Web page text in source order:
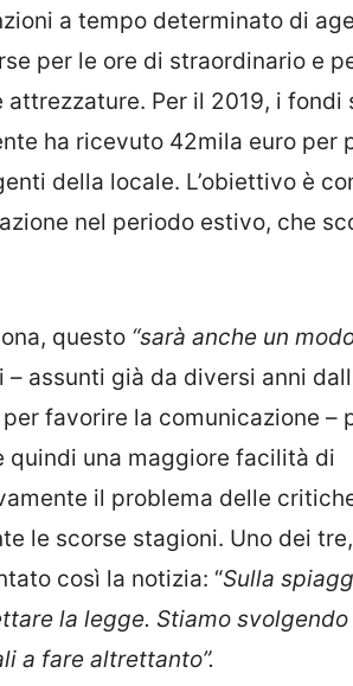
a tempo determinato di
per le ore di straordinario e
attrezzature. Per il 2019, i fondi
ha ricevuto 42mila euro per
della locale. L’obiettivo è
nel periodo estivo, che
questo “sarà anche un
– assunti già da diversi anni
favorire la comunicazione –
quindi una maggiore facilità di
il problema delle
le scorse stagioni. Uno dei
così la notizia: “Sulla
la legge. Stiamo
a fare altrettanto”.